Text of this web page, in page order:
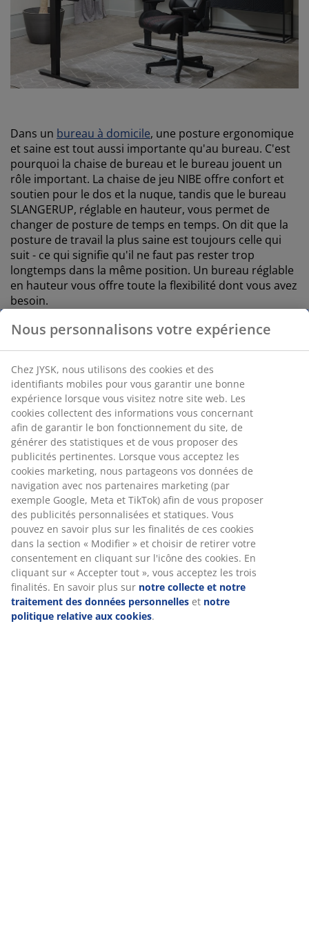
Dans un bureau à domicile, une posture ergonomique
et saine est tout aussi importante qu'au bureau. C'est
pourquoi la chaise de bureau et le bureau jouent un
rôle important. La chaise de jeu NIBE offre confort et
soutien pour le dos et la nuque, tandis que le bureau
SLANGERUP, réglable en hauteur, vous permet de
changer de posture de temps en temps. On dit que la
posture de travail la plus saine est toujours celle qui
suit - ce qui signifie qu'il ne faut pas rester trop
longtemps dans la même position. Un bureau réglable
en hauteur vous offre toute la flexibilité dont vous avez
besoin.
2: Conseils des gamers
Nous personnalisons votre expérience
Chez JYSK, nous utilisons des cookies et des
identifiants mobiles pour vous garantir une bonne
expérience lorsque vous visitez notre site web. Les
cookies collectent des informations vous concernant
afin de garantir le bon fonctionnement du site, de
générer des statistiques et de vous proposer des
publicités pertinentes. Lorsque vous acceptez les
cookies marketing, nous partageons vos données de
navigation avec nos partenaires marketing (par
exemple Google, Meta et TikTok) afin de vous proposer
des publicités personnalisées et statiques. Vous
pouvez en savoir plus sur les finalités de ces cookies
dans la section « Modifier » et choisir de retirer votre
consentement en cliquant sur l'icône des cookies. En
cliquant sur « Accepter tout », vous acceptez les trois
finalités. En savoir plus sur notre collecte et notre
traitement des données personnelles et notre
politique relative aux cookies.